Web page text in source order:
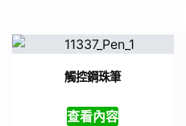
觸控鋼珠筆
查看內容